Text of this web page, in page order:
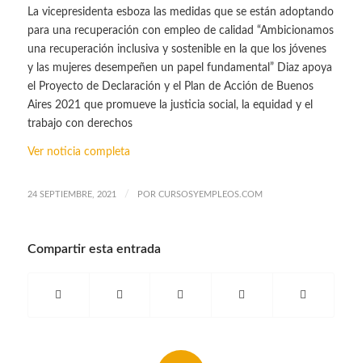
La vicepresidenta esboza las medidas que se están adoptando
para una recuperación con empleo de calidad “Ambicionamos
una recuperación inclusiva y sostenible en la que los jóvenes
y las mujeres desempeñen un papel fundamental” Diaz apoya
el Proyecto de Declaración y el Plan de Acción de Buenos
Aires 2021 que promueve la justicia social, la equidad y el
trabajo con derechos
Ver noticia completa
24 SEPTIEMBRE, 2021 / POR CURSOSYEMPLEOS.COM
Compartir esta entrada